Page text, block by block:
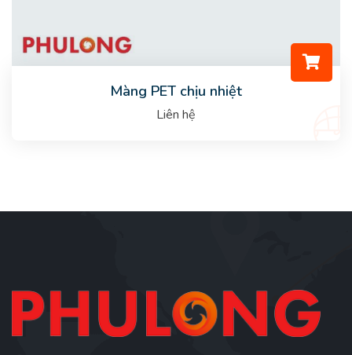
Màng PET chịu nhiệt
Liên hệ